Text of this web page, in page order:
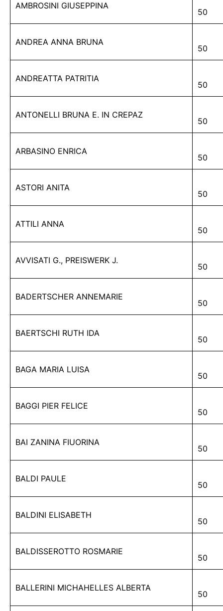
AMBROSINI GIUSEPPINA
50
ANDREA ANNA BRUNA
50
ANDREATTA PATRITIA
50
ANTONELLI BRUNA E. IN CREPAZ
50
ARBASINO ENRICA
50
ASTORI ANITA
50
ATTILI ANNA
50
AVVISATI G., PREISWERK J.
50
BADERTSCHER ANNEMARIE
50
BAERTSCHI RUTH IDA
50
BAGA MARIA LUISA
50
BAGGI PIER FELICE
50
BAI ZANINA FIUORINA
50
BALDI PAULE
50
BALDINI ELISABETH
50
BALDISSEROTTO ROSMARIE
50
BALLERINI MICHAHELLES ALBERTA
50